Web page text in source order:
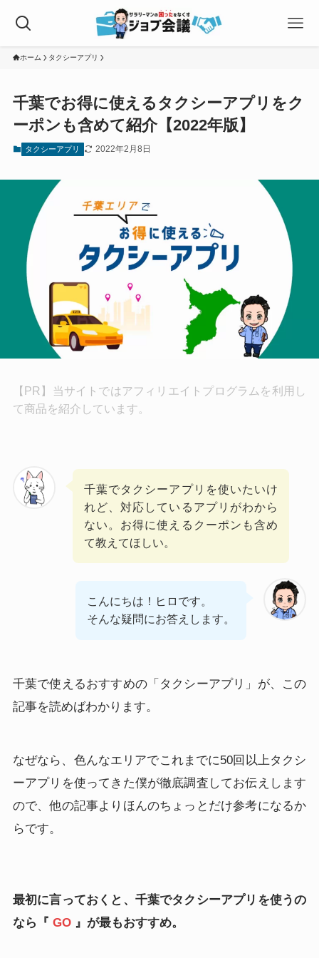
ホーム タクシーアプリ
千葉でお得に使えるタクシーアプリをク
ーポンも含めて紹介【2022年版】
タクシーアプリ 2022年2月8日
【PR】当サイトではアフィリエイトプログラムを利用し
て商品を紹介しています。
千葉でタクシーアプリを使いたいけ
れど、対応しているアプリがわから
ない。お得に使えるクーポンも含め
て教えてほしい。
こんにちは！ヒロです。
そんな疑問にお答えします。
千葉で使えるおすすめの「タクシーアプリ」が、この
記事を読めばわかります。
なぜなら、色んなエリアでこれまでに50回以上タクシ
ーアプリを使ってきた僕が徹底調査してお伝えします
ので、他の記事よりほんのちょっとだけ参考になるか
らです。
最初に言っておくと、千葉でタクシーアプリを使うの
なら『 GO』が最もおすすめ。